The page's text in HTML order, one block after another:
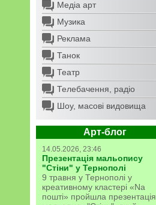
Медіа арт
Музика
Реклама
Танок
Театр
Телебачення, радіо
Шоу, масові видовища
Арт-блог
14.05.2026, 23:46
Презентація мальопису
"Стіни" у Тернополі
9 травня у Тернополі у
креативному кластері «Na
пошті» пройшла презентація